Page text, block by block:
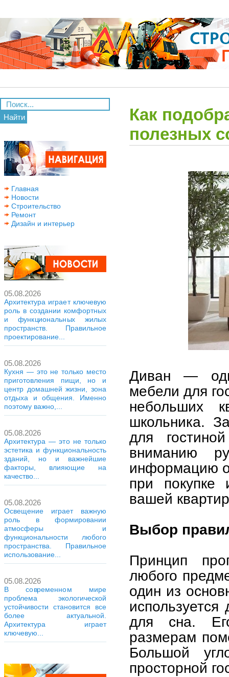
Найти
Главная
Новости
Строительство
Ремонт
Дизайн и интерьер
05.08.2026
Архитектура играет ключевую
роль в создании комфортных
и функциональных жилых
пространств. Правильное
проектирование...
05.08.2026
Кухня — это не только место
приготовления пищи, но и
центр домашней жизни, зона
отдыха и общения. Именно
поэтому важно,...
05.08.2026
Архитектура — это не только
эстетика и функциональность
зданий, но и важнейшие
факторы, влияющие на
качество...
05.08.2026
Освещение играет важную
роль в формировании
атмосферы и
функциональности любого
пространства. Правильное
использование...
05.08.2026
В современном мире
проблема экологической
устойчивости становится все
более актуальной.
Архитектура играет
ключевую...
Как
полезных
Диван —
мебели для
небольших
школьника.
для
вниманию
информацию о
при
вашей
Выбор
Принцип
любого
один из
для сна.
размерам
Большой
просторной